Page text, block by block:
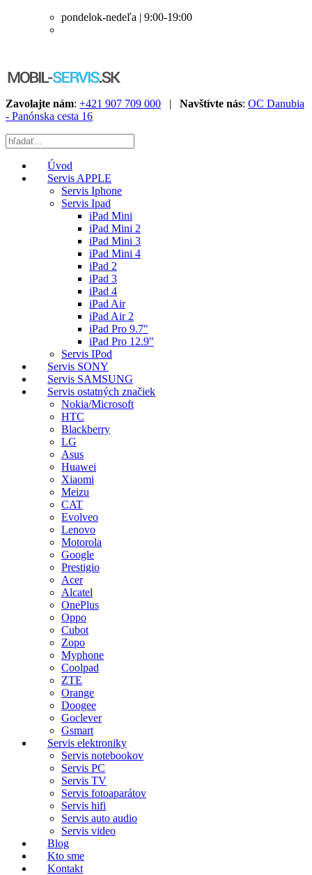
pondelok-nedeľa | 9:00-19:00
Zavolajte nám: +421 907 709 000 | Navštívte nás: OC Danubia
- Panónska cesta 16
Úvod
Servis APPLE
Servis Iphone
Servis Ipad
iPad Mini
iPad Mini 2
iPad Mini 3
iPad Mini 4
iPad 2
iPad 3
iPad 4
iPad Air
iPad Air 2
iPad Pro 9.7"
iPad Pro 12.9"
Servis IPod
Servis SONY
Servis SAMSUNG
Servis ostatných značiek
Nokia/Microsoft
HTC
Blackberry
LG
Asus
Huawei
Xiaomi
Meizu
CAT
Evolveo
Lenovo
Motorola
Google
Prestigio
Acer
Alcatel
OnePlus
Oppo
Cubot
Zopo
Myphone
Coolpad
ZTE
Orange
Doogee
Goclever
Gsmart
Servis elektroniky
Servis notebookov
Servis PC
Servis TV
Servis fotoaparátov
Servis hifi
Servis auto audio
Servis video
Blog
Kto sme
Kontakt